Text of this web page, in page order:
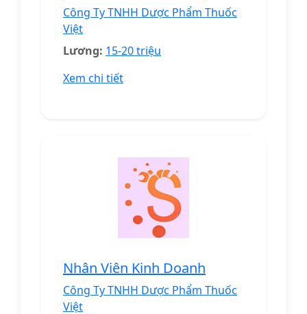
Công Ty TNHH Dược Phẩm Thuốc
Việt
Lương: 15-20 triệu
Xem chi tiết
Nhân Viên Kinh Doanh
Công Ty TNHH Dược Phẩm Thuốc
Việt